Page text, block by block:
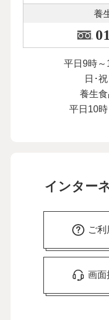
養
平日9時～
日･
養生食
平日10
インター
ご
画面